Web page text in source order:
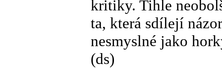
kritiky. Tihle
ta, která sdílejí
nesmyslné jako
(ds)